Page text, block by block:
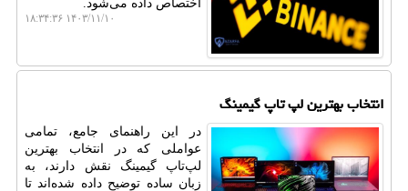
اختصاص داده می‌شود.
۱۴۰۳/۱۱/۱۰ ۱۸:۳۴:۳۶
انتخاب بهترین لپ تاپ گیمینگ
در این راهنمای جامع، تمامی
عواملی که در انتخاب بهترین
لپ‌تاپ گیمینگ نقش دارند، به
زبان ساده توضیح داده شده‌اند تا